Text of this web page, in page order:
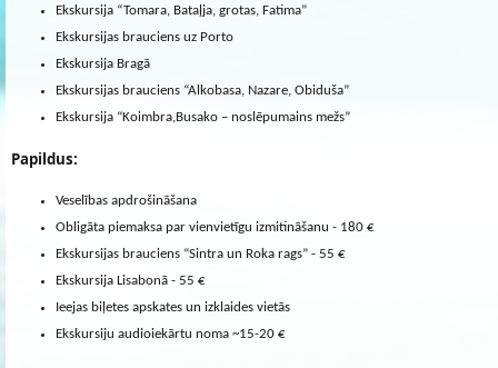
Ekskursija “Tomara, Bataļja, grotas, Fatima”
Ekskursijas brauciens uz Porto
Ekskursija Bragā
Ekskursijas brauciens “Alkobasa, Nazare, Obiduša”
Ekskursija “Koimbra,Busako – noslēpumains mežs”
Papildus:
Veselības apdrošināšana
Obligāta piemaksa par vienvietīgu izmitināšanu - 180 €
Ekskursijas brauciens “Sintra un Roka rags” - 55 €
Ekskursija Lisabonā - 55 €
Ieejas biļetes apskates un izklaides vietās
Ekskursiju audioiekārtu noma ~15-20 €